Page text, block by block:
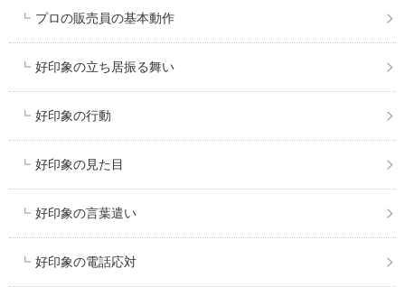
プロの販売員の基本動作
好印象の立ち居振る舞い
好印象の行動
好印象の見た目
好印象の言葉遣い
好印象の電話応対